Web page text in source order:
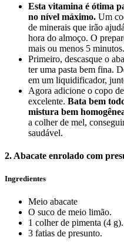
Esta vitamina é ótima
no nível máximo. Um
de minerais que irão
hora do almoço. O
mais ou menos 5 minutos.
Primeiro, descasque o
ter uma pasta bem fina.
em um liquidificador,
Agora adicione o copo
excelente. Bata bem
mistura bem
a colher de mel,
saudável.
2. Abacate enrolado com
Ingredientes
Meio abacate
O suco de meio limão.
1 colher de pimenta (4 g).
3 fatias de presunto.